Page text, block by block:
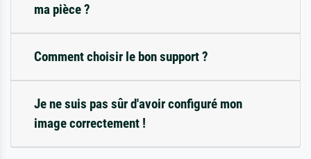
ma pièce ?
Comment choisir le bon support ?
Je ne suis pas sûr d'avoir configuré mon
image correctement !